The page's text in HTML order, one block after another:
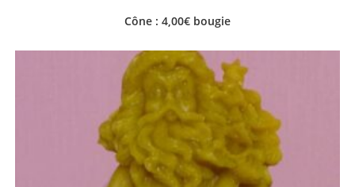
Cône : 4,00€ bougie